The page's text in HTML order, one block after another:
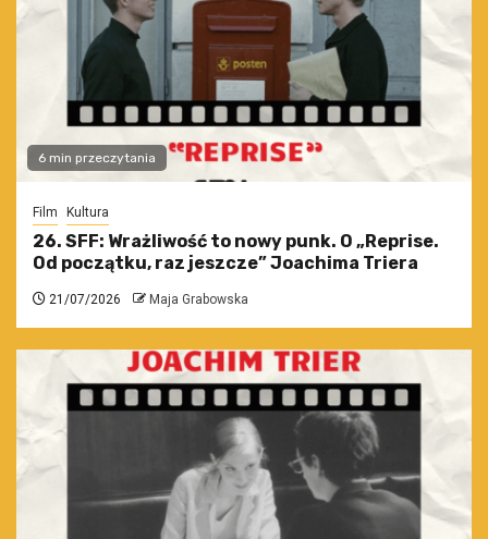
6 min przeczytania
Film Kultura
26. SFF: Wrażliwość to nowy punk. O „Reprise.
Od początku, raz jeszcze” Joachima Triera
21/07/2026 Maja Grabowska